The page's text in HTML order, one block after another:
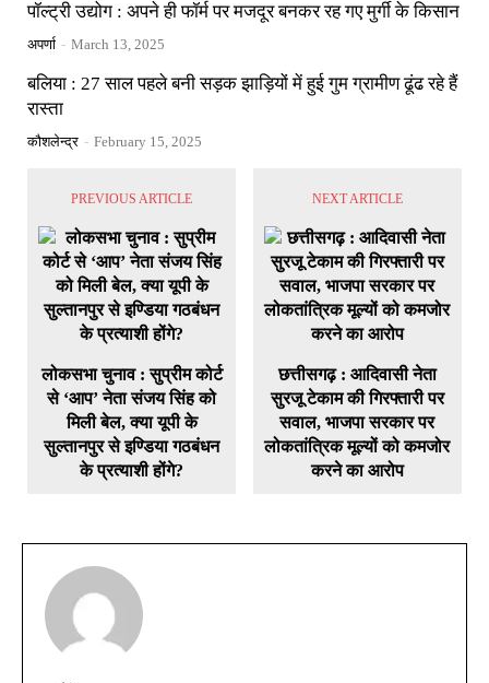
पॉल्ट्री उद्योग : अपने ही फॉर्म पर मजदूर बनकर रह गए मुर्गी के किसान
अपर्णा - March 13, 2025
बलिया : 27 साल पहले बनी सड़क झाड़ियों में हुई गुम ग्रामीण ढूंढ रहे हैं
रास्ता
कौशलेन्द्र - February 15, 2025
PREVIOUS ARTICLE
लोकसभा चुनाव : सुप्रीम कोर्ट
से ‘आप’ नेता संजय सिंह को
मिली बेल, क्या यूपी के
सुल्तानपुर से इण्डिया गठबंधन
के प्रत्याशी होंगे?
NEXT ARTICLE
छत्तीसगढ़ : आदिवासी नेता
सुरजू टेकाम की गिरफ्तारी पर
सवाल, भाजपा सरकार पर
लोकतांत्रिक मूल्यों को कमजोर
करने का आरोप